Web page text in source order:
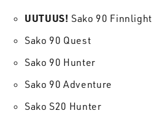
UUTUUS! Sako 90 Finnlight
Sako 90 Quest
Sako 90 Hunter
Sako 90 Adventure
Sako S20 Hunter